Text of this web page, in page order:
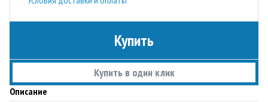
Купить
Купить в один клик
Описание